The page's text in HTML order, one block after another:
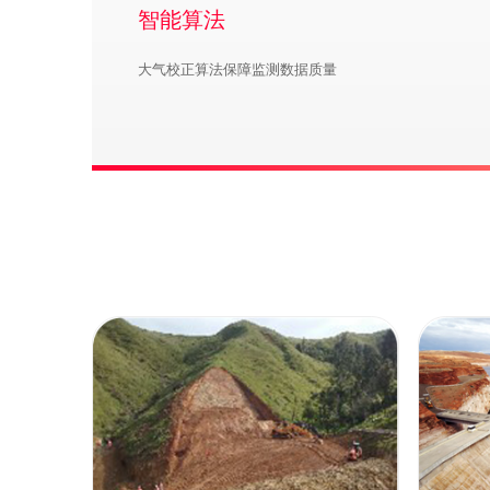
智能算法
大气校正算法保障监测数据质量